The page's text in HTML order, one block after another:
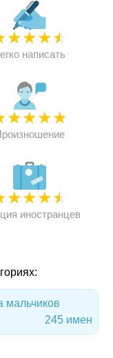
★★★★
написать
★★★★
★★★★
иностранцев
мальчиков
245 имен